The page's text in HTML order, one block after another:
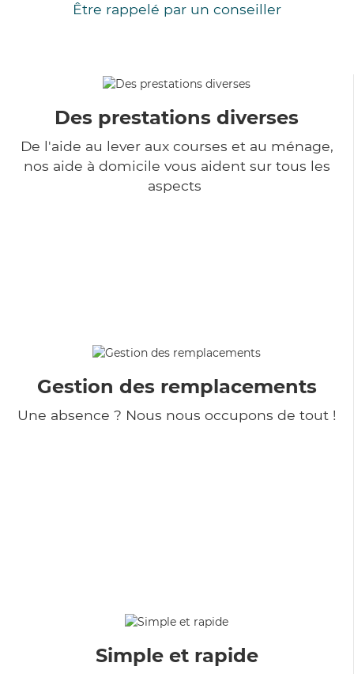
Être rappelé par un conseiller
Des prestations diverses
De l'aide au lever aux courses et au ménage,
nos aide à domicile vous aident sur tous les
aspects
Gestion des remplacements
Une absence ? Nous nous occupons de tout !
Simple et rapide